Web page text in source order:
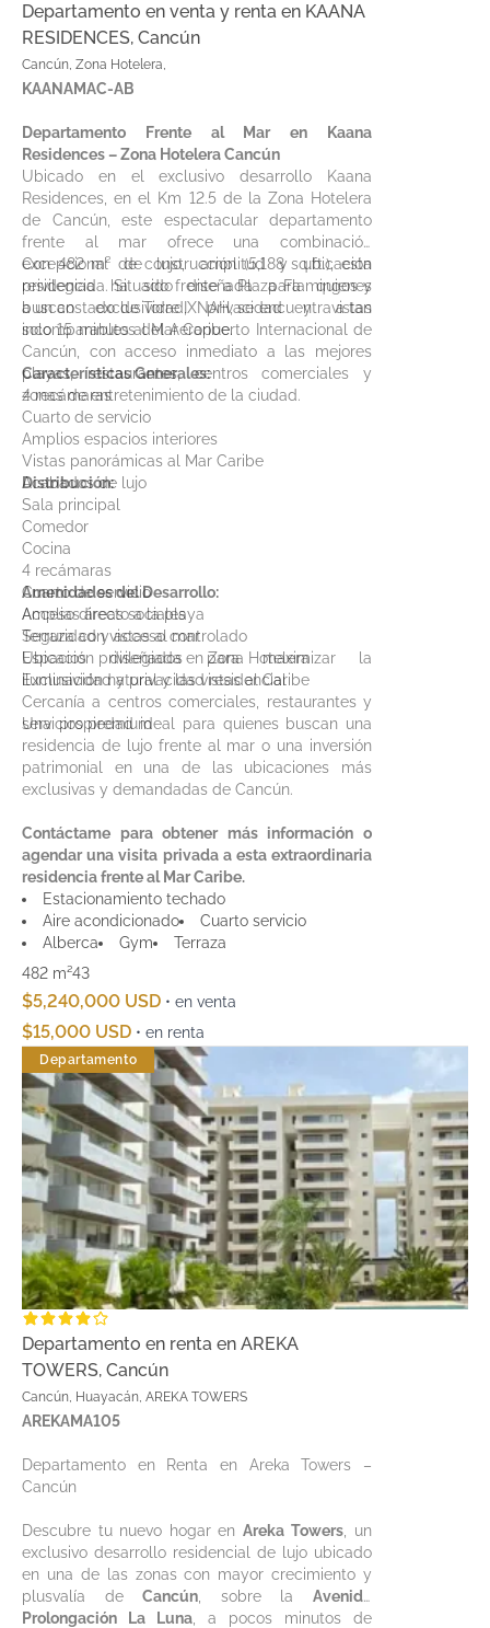
Departamento en venta y renta en KAANA
RESIDENCES, Cancún
Cancún, Zona Hotelera,
KAANAMAC-AB
Departamento Frente al Mar en Kaana
Residences – Zona Hotelera Cancún
Ubicado en el exclusivo desarrollo Kaana
Residences, en el Km 12.5 de la Zona Hotelera
de Cancún, este espectacular departamento
frente al mar ofrece una combinación
excepcional de lujo, amplitud y ubicación
privilegiada. Situado frente a Plaza Flamingos y
a un costado de Torre IXNAH, se encuentra a tan
solo 15 minutos del Aeropuerto Internacional de
Cancún, con acceso inmediato a las mejores
playas, restaurantes, centros comerciales y
zonas de entretenimiento de la ciudad.
Con 482 m² de construcción (5,188 sq.ft.), esta
residencia ha sido diseñada para quienes
buscan exclusividad, privacidad y vistas
incomparables al Mar Caribe.
Características Generales:
4 recámaras
Cuarto de servicio
Amplios espacios interiores
Vistas panorámicas al Mar Caribe
Acabados de lujo
Distribución:
Sala principal
Comedor
Cocina
4 recámaras
Cuarto de servicio
Amplias áreas sociales
Terraza con vistas al mar
Espacios diseñados para maximizar la
iluminación natural y las vistas al Caribe
Amenidades del Desarrollo:
Acceso directo a la playa
Seguridad y acceso controlado
Ubicación privilegiada en Zona Hotelera
Exclusividad y privacidad residencial
Cercanía a centros comerciales, restaurantes y
servicios premium
Una propiedad ideal para quienes buscan una
residencia de lujo frente al mar o una inversión
patrimonial en una de las ubicaciones más
exclusivas y demandadas de Cancún.
Contáctame para obtener más información o
agendar una visita privada a esta extraordinaria
residencia frente al Mar Caribe.
Estacionamiento techado
Aire acondicionado
Cuarto servicio
Alberca
Gym
Terraza
482 m²43
$5,240,000 USD • en venta
$15,000 USD • en renta
Departamento
Departamento en renta en AREKA
TOWERS, Cancún
Cancún, Huayacán, AREKA TOWERS
AREKAMA105
Departamento en Renta en Areka Towers –
Cancún
Descubre tu nuevo hogar en Areka Towers , un
exclusivo desarrollo residencial de lujo ubicado
en una de las zonas con mayor crecimiento y
plusvalía de Cancún , sobre la Avenida
Prolongación La Luna , a pocos minutos de